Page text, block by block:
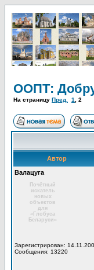
ООПТ:
На страницу Пред. 1 2
Автор
Валацуга
Почётный
искатель
новых
объектов
для
«Глобуса
Беларуси»
Зарегистрирован:
Сообщения: 13220